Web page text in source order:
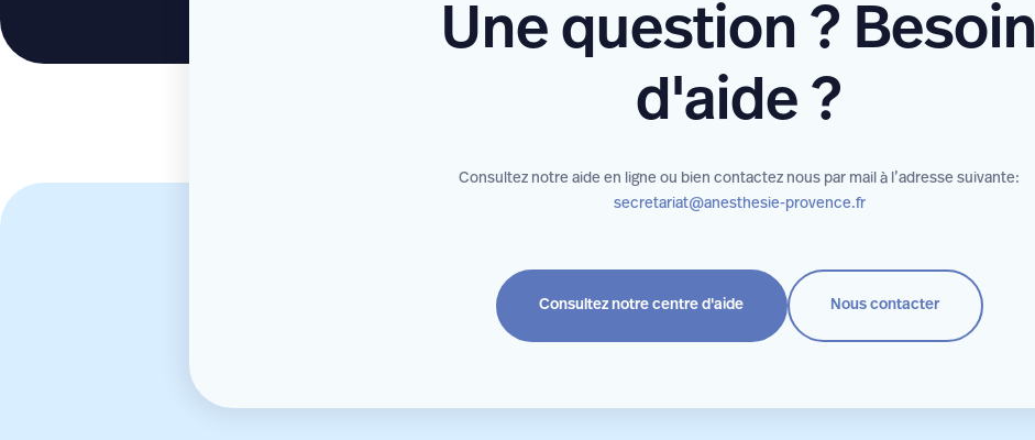
Une question ? Besoin
d'aide ?
Consultez notre aide en ligne ou bien contactez nous par mail à l’adresse suivante:
secretariat@anesthesie-provence.fr
Consultez notre centre d'aide Nous contacter